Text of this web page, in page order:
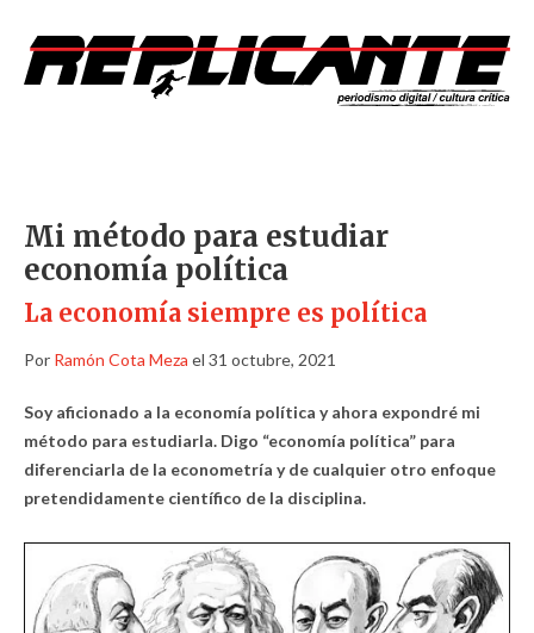
Mi método para estudiar
economía política
La economía siempre es política
Por Ramón Cota Meza el 31 octubre, 2021
Soy aficionado a la economía política y ahora expondré mi
método para estudiarla. Digo “economía política” para
diferenciarla de la econometría y de cualquier otro enfoque
pretendidamente científico de la disciplina.